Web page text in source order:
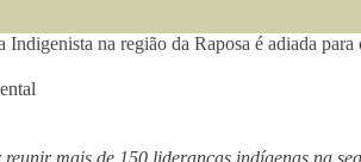
na região da Raposa é adiada para
mais de 150 lideranças indígenas na